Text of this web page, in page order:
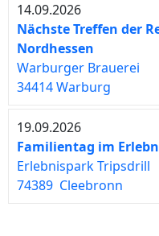
14.09.2026
Nächste Treffen der
Nordhessen
Warburger Brauerei
34414 Warburg
19.09.2026
Familientag im
Erlebnispark Tripsdrill
74389 Cleebronn